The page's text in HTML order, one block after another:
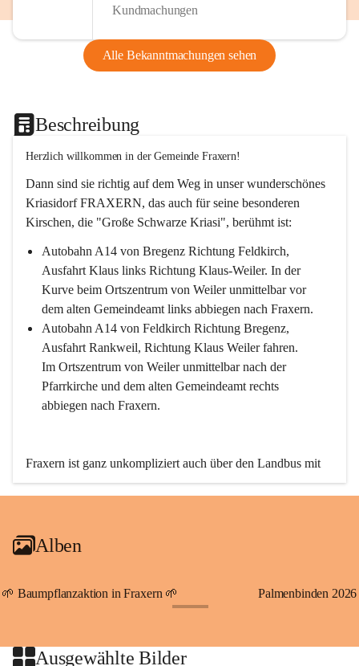
Kundmachungen
Alle Bekanntmachungen sehen
Beschreibung
Herzlich willkommen in der Gemeinde Fraxern!
Dann sind sie richtig auf dem Weg in unser wunderschönes
Kriasidorf FRAXERN, das auch für seine besonderen
Kirschen, die "Große Schwarze Kriasi", berühmt ist:
Autobahn A14 von Bregenz Richtung Feldkirch,
Ausfahrt Klaus links Richtung Klaus-Weiler. In der
Kurve beim Ortszentrum von Weiler unmittelbar vor
dem alten Gemeindeamt links abbiegen nach Fraxern.
Autobahn A14 von Feldkirch Richtung Bregenz,
Ausfahrt Rankweil, Richtung Klaus Weiler fahren.
Im Ortszentrum von Weiler unmittelbar nach der
Pfarrkirche und dem alten Gemeindeamt rechts
abbiegen nach Fraxern.
Fraxern ist ganz unkompliziert auch über den Landbus mit
den öffentlichen Verkehrsmitteln zu erreichen. Die Linie
An Samstagen, Sonn- und Feiertagen können Sie bequem
persönlichen Linienbus zur gewünschten Zeit zu Ihrer
Haltestelle bestellen. Sowohl von Weiler kommend nach
beide Fahrten Weiler-Fraxern-Weiler.
Alben
🌱 Baumpflanzaktion in Fraxern 🌱 Palmenbinden 2026
Ausgewählte Bilder